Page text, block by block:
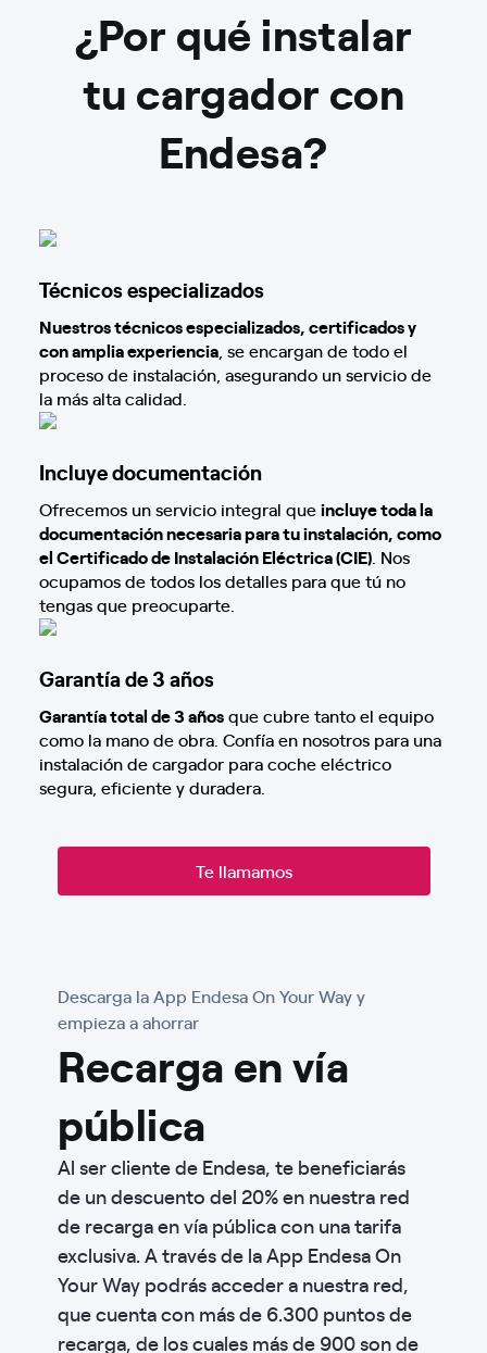
¿Por qué instalar
tu cargador con
Endesa?
Técnicos especializados
Nuestros técnicos especializados, certificados y
con amplia experiencia , se encargan de todo el
proceso de instalación, asegurando un servicio de
la más alta calidad.
Incluye documentación
Ofrecemos un servicio integral queincluye toda la
documentación necesaria para tu instalación, como
el Certificado de Instalación Eléctrica (CIE) . Nos
ocupamos de todos los detalles para que tú no
tengas que preocuparte.
Garantía de 3 años
Garantía total de 3 añosque cubre tanto el equipo
como la mano de obra. Confía en nosotros para una
instalación de cargador para coche eléctrico
segura, eficiente y duradera.
Te llamamos
Descarga la App Endesa On Your Way y
empieza a ahorrar
Recarga en vía
pública
Al ser cliente de Endesa, te beneficiarás
de un descuento del 20% en nuestra red
de recarga en vía pública con una tarifa
exclusiva. A través de la App Endesa On
Your Way podrás acceder a nuestra red,
que cuenta con más de 6.300 puntos de
recarga, de los cuales más de 900 son de